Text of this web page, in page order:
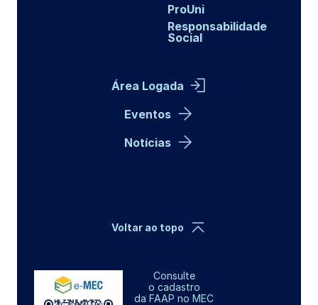
ProUni
Responsabilidade
Social
Área Logada
Eventos
Notícias
Consulte
o cadastro
da FAAP no MEC
Voltar ao topo